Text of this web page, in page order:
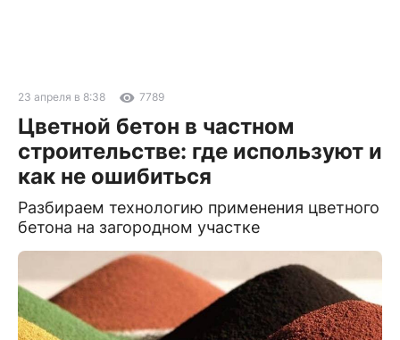
23 апреля в 8:38 7789
Цветной бетон в частном
строительстве: где используют и
как не ошибиться
Разбираем технологию применения цветного
бетона на загородном участке